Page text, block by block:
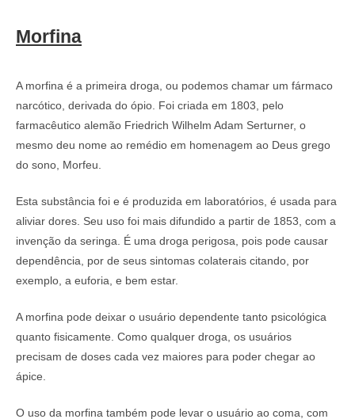
Morfina
A morfina é a primeira droga, ou podemos chamar um fármaco
narcótico, derivada do ópio. Foi criada em 1803, pelo
farmacêutico alemão Friedrich Wilhelm Adam Serturner, o
mesmo deu nome ao remédio em homenagem ao Deus grego
do sono, Morfeu.
Esta substância foi e é produzida em laboratórios, é usada para
aliviar dores. Seu uso foi mais difundido a partir de 1853, com a
invenção da seringa. É uma droga perigosa, pois pode causar
dependência, por de seus sintomas colaterais citando, por
exemplo, a euforia, e bem estar.
A morfina pode deixar o usuário dependente tanto psicológica
quanto fisicamente. Como qualquer droga, os usuários
precisam de doses cada vez maiores para poder chegar ao
ápice.
O uso da morfina também pode levar o usuário ao coma, com